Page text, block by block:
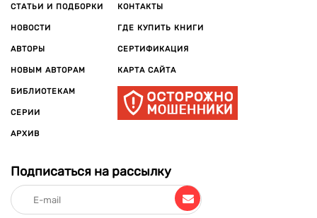
СТАТЬИ И ПОДБОРКИ
НОВОСТИ
АВТОРЫ
НОВЫМ АВТОРАМ
БИБЛИОТЕКАМ
СЕРИИ
АРХИВ
КОНТАКТЫ
ГДЕ КУПИТЬ КНИГИ
СЕРТИФИКАЦИЯ
КАРТА САЙТА
Подписаться на рассылку